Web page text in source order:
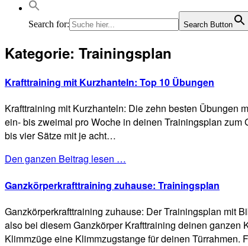
Search for: Search Button
Kategorie: Trainingsplan
Krafttraining mit Kurzhanteln: Top 10 Übungen
Krafttraining mit Kurzhanteln: Die zehn besten Übungen
ein- bis zweimal pro Woche in deinen Trainingsplan
bis vier Sätze mit je acht…
Den ganzen Beitrag lesen …
Ganzkörperkrafttraining zuhause: Trainingsplan
Ganzkörperkrafttraining zuhause: Der Trainingsplan mit
also bei diesem Ganzkörper Krafttraining deinen
Klimmzüge eine Klimmzugstange für deinen Türrahmen.